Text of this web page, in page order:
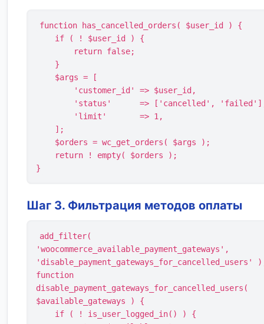
function has_cancelled_orders( $user_id ) {
}
Шаг 3. Фильтрация методов оплаты
add_filter(
'woocommerce_available_payment_gateways',
'disable_payment_gateways_for_cancelled_users'
function
disable_payment_gateways_for_cancelled_users(
$available_gateways ) {